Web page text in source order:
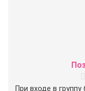
При входе в